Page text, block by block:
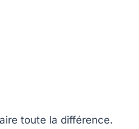
toute la différence.